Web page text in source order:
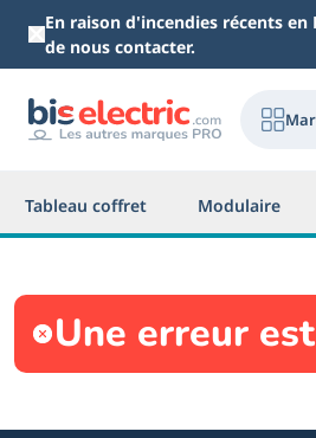
Aller au contenu principal
En raison d'incendies récents
de nous contacter.
Tableau coffret Modulaire
Une erreur